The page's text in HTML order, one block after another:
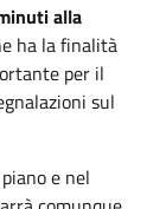
alla
ha la finalità
per il
sul
e nel